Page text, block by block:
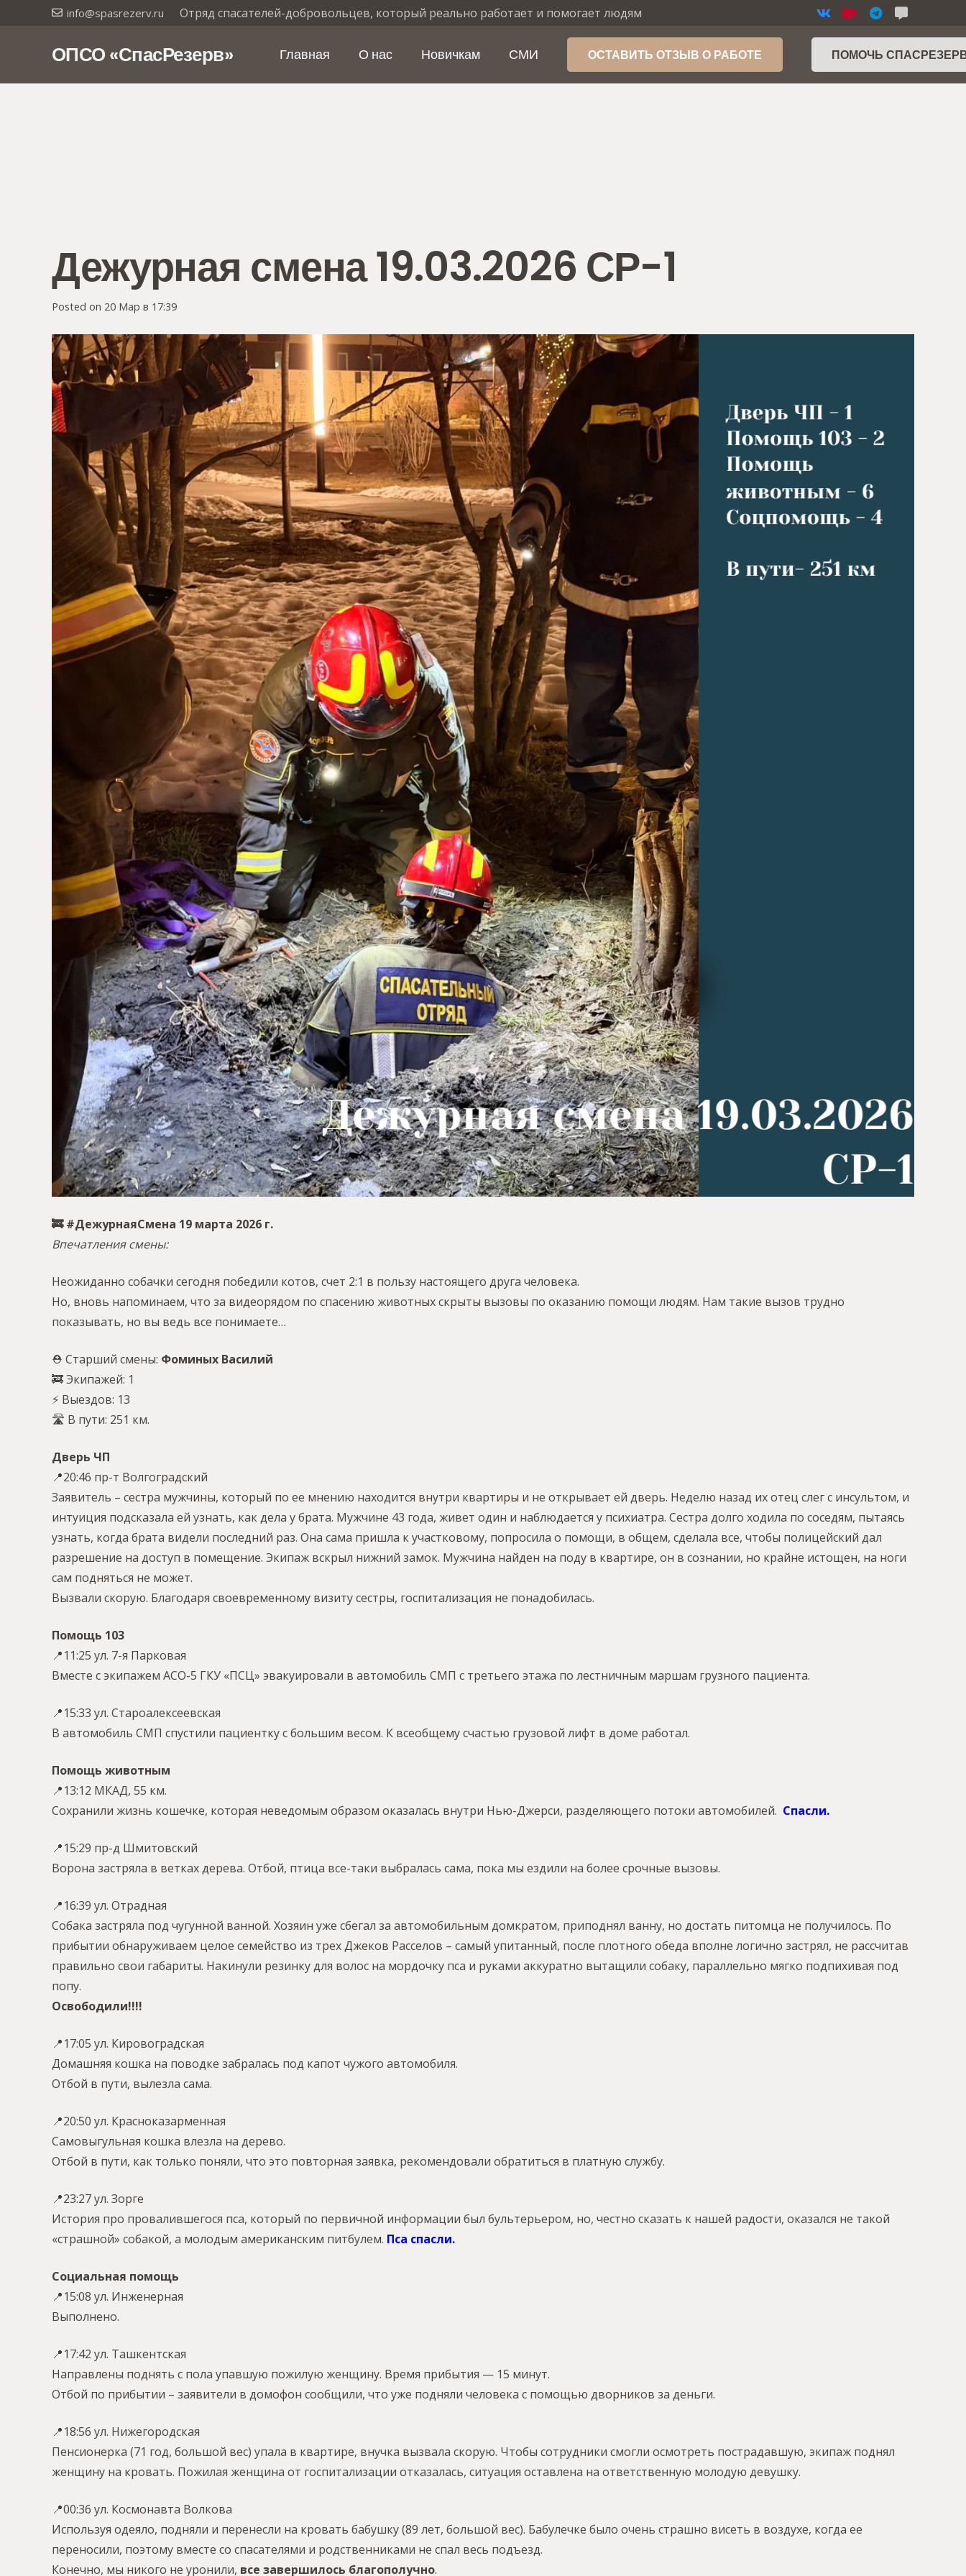
info@spasrezerv.ru Отряд спасателей-добровольцев, который реально работает и помогает людям
ОПСО «СпасРезерв» Главная О нас Новичкам СМИ ОСТАВИТЬ ОТЗЫВ О РАБОТЕ ПОМОЧЬ
Дежурная смена 19.03.2026 СР-1
Posted on 20 Мар в 17:39
🚒 #ДежурнаяСмена 19 марта 2026 г.
Впечатления смены:
Неожиданно собачки сегодня победили котов, счет 2:1 в пользу настоящего друга человека.
Но, вновь напоминаем, что за видеорядом по спасению животных скрыты вызовы по оказанию помощи людям. Нам такие вызов трудно
показывать, но вы ведь все понимаете…
⛑ Старший смены: Фоминых Василий
🚒 Экипажей: 1
⚡️ Выездов: 13
🛣 В пути: 251 км.
Дверь ЧП
📍20:46 пр-т Волгоградский
Заявитель – сестра мужчины, который по ее мнению находится внутри квартиры и не открывает ей дверь. Неделю назад их отец слег с инсультом, и
интуиция подсказала ей узнать, как дела у брата. Мужчине 43 года, живет один и наблюдается у психиатра. Сестра долго ходила по соседям, пытаясь
узнать, когда брата видели последний раз. Она сама пришла к участковому, попросила о помощи, в общем, сделала все, чтобы полицейский дал
разрешение на доступ в помещение. Экипаж вскрыл нижний замок. Мужчина найден на поду в квартире, он в сознании, но крайне истощен, на ноги
сам подняться не может.
Вызвали скорую. Благодаря своевременному визиту сестры, госпитализация не понадобилась.
Помощь 103
📍11:25 ул. 7-я Парковая
Вместе с экипажем АСО-5 ГКУ «ПСЦ» эвакуировали в автомобиль СМП с третьего этажа по лестничным маршам грузного пациента.
📍15:33 ул. Староалексеевская
В автомобиль СМП спустили пациентку с большим весом. К всеобщему счастью грузовой лифт в доме работал.
Помощь животным
📍13:12 МКАД, 55 км.
Сохранили жизнь кошечке, которая неведомым образом оказалась внутри Нью-Джерси, разделяющего потоки автомобилей. Спасли.
📍15:29 пр-д Шмитовский
Ворона застряла в ветках дерева. Отбой, птица все-таки выбралась сама, пока мы ездили на более срочные вызовы.
📍16:39 ул. Отрадная
Собака застряла под чугунной ванной. Хозяин уже сбегал за автомобильным домкратом, приподнял ванну, но достать питомца не получилось. По
прибытии обнаруживаем целое семейство из трех Джеков Расселов – самый упитанный, после плотного обеда вполне логично застрял, не рассчитав
правильно свои габариты. Накинули резинку для волос на мордочку пса и руками аккуратно вытащили собаку, параллельно мягко подпихивая под
попу.
Освободили!!!!
📍17:05 ул. Кировоградская
Домашняя кошка на поводке забралась под капот чужого автомобиля.
Отбой в пути, вылезла сама.
📍20:50 ул. Красноказарменная
Самовыгульная кошка влезла на дерево.
Отбой в пути, как только поняли, что это повторная заявка, рекомендовали обратиться в платную службу.
📍23:27 ул. Зорге
История про провалившегося пса, который по первичной информации был бультерьером, но, честно сказать к нашей радости, оказался не такой
«страшной» собакой, а молодым американским питбулем. Пса спасли.
Социальная помощь
📍15:08 ул. Инженерная
Выполнено.
📍17:42 ул. Ташкентская
Направлены поднять с пола упавшую пожилую женщину. Время прибытия — 15 минут.
Отбой по прибытии – заявители в домофон сообщили, что уже подняли человека с помощью дворников за деньги.
📍18:56 ул. Нижегородская
Пенсионерка (71 год, большой вес) упала в квартире, внучка вызвала скорую. Чтобы сотрудники смогли осмотреть пострадавшую, экипаж поднял
женщину на кровать. Пожилая женщина от госпитализации отказалась, ситуация оставлена на ответственную молодую девушку.
📍00:36 ул. Космонавта Волкова
Используя одеяло, подняли и перенесли на кровать бабушку (89 лет, большой вес). Бабулечке было очень страшно висеть в воздухе, когда ее
переносили, поэтому вместе со спасателями и родственниками не спал весь подъезд.
Конечно, мы никого не уронили, все завершилось благополучно.